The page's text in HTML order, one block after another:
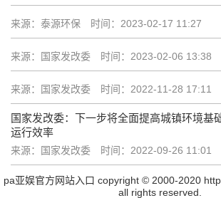
来源：泰源环保 时间：2023-02-17 11:27
来源：国家发改委 时间：2023-02-06 13:38
来源：国家发改委 时间：2022-11-28 17:11
国家发改委：下一步将全面提高城镇环境基
运行效率
来源：国家发改委 时间：2022-09-26 11:01
pa亚娱官方网站入口 copyright © 2000-2020
all rights reserved.